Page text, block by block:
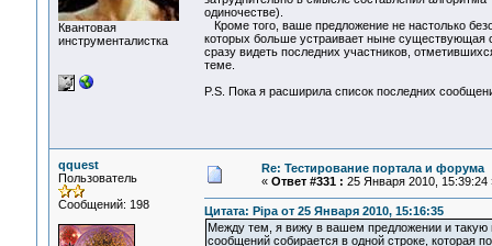
Квантовая
инструменталистка
одиночестве).
Кроме того, ваше предложение не настолько
которых больше устраивает ныне существующая
сразу видеть последних участников,
теме.
P.S. Пока я расширила список последних
qquest
Пользователь
Сообщений: 198
Re: Тестирование портала и форума
« Ответ #331 : 25 Января 2010, 15:39:24
Цитата: Pipa от 25 Января 2010, 15:16:35
Между тем, я вижу в вашем предложении и такую
сообщений собирается в одной строке, которая